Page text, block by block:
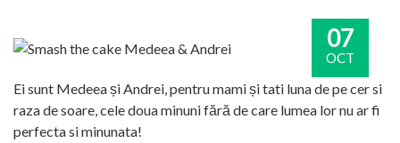
07
OCT
Ei sunt Medeea și Andrei, pentru mami și tati luna de pe cer si
raza de soare, cele doua minuni fără de care lumea lor nu ar fi
perfecta si minunata!